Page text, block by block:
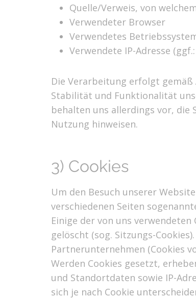
Quelle/Verweis, von
Verwendeter Browser
Verwendetes
Verwendete IP-Adresse
Die Verarbeitung erfolgt gemäß
Stabilität und Funktionalität
behalten uns allerdings vor,
Nutzung hinweisen.
3) Cookies
Um den Besuch unserer
verschiedenen Seiten
Einige der von uns
gelöscht (sog. Sitzungs-
Partnerunternehmen (Cookies
Werden Cookies gesetzt,
und Standortdaten sowie IP-
sich je nach Cookie